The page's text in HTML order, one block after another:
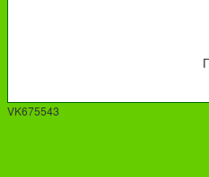
VK675543